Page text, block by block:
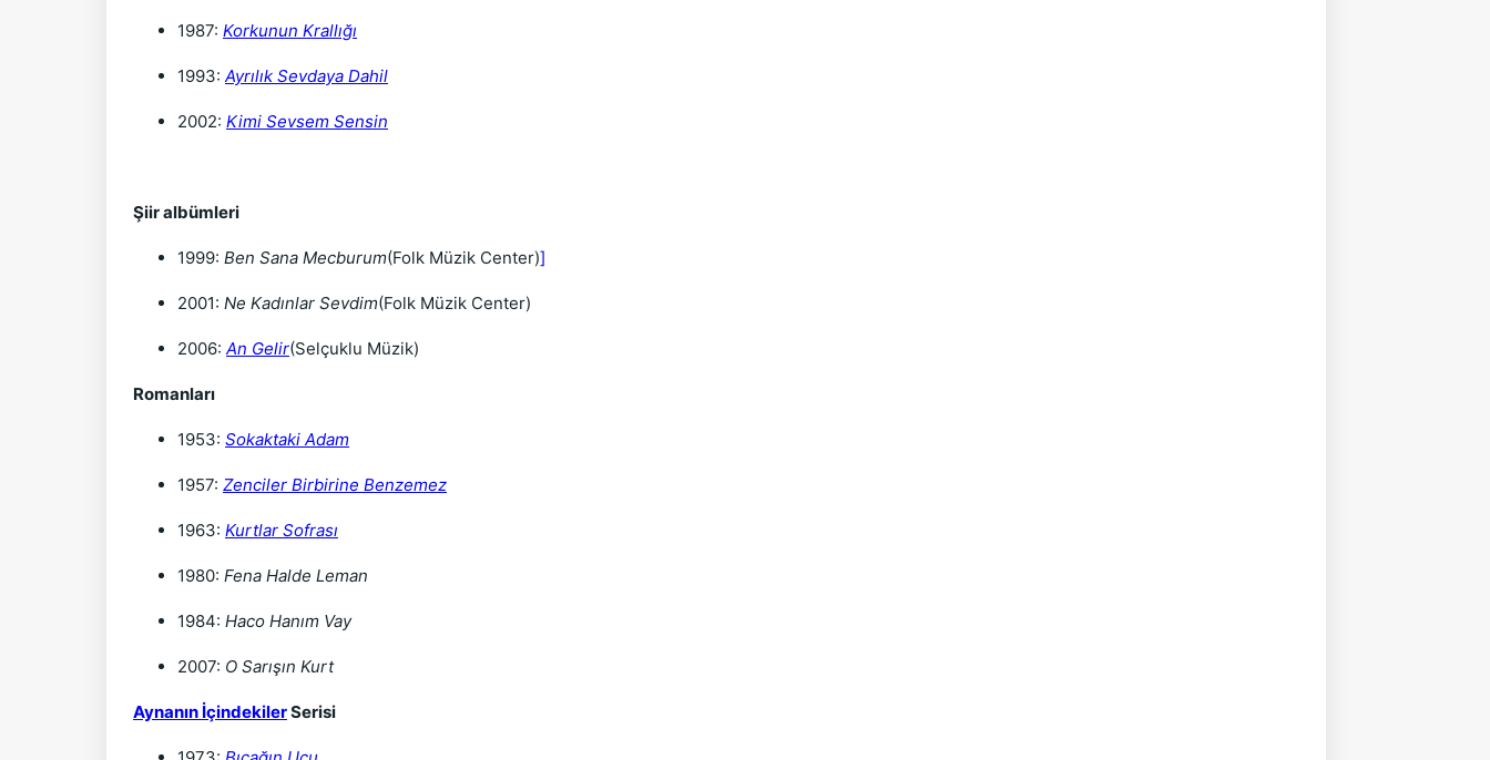
1987: Korkunun Krallığı
1993: Ayrılık Sevdaya Dahil
2002: Kimi Sevsem Sensin
Şiir albümleri
1999: Ben Sana Mecburum(Folk Müzik Center)]
2001: Ne Kadınlar Sevdim(Folk Müzik Center)
2006: An Gelir(Selçuklu Müzik)
Romanları
1953: Sokaktaki Adam
1957: Zenciler Birbirine Benzemez
1963: Kurtlar Sofrası
1980: Fena Halde Leman
1984: Haco Hanım Vay
2007: O Sarışın Kurt
Aynanın İçindekilerSerisi